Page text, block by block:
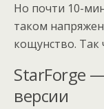
Но почти 10-
таком
кощунство. Так
StarForge
версии